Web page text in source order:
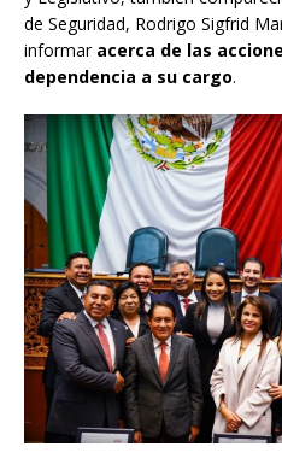
de Seguridad, Rodrigo Sigfrid
informar acerca de las
dependencia a su cargo.